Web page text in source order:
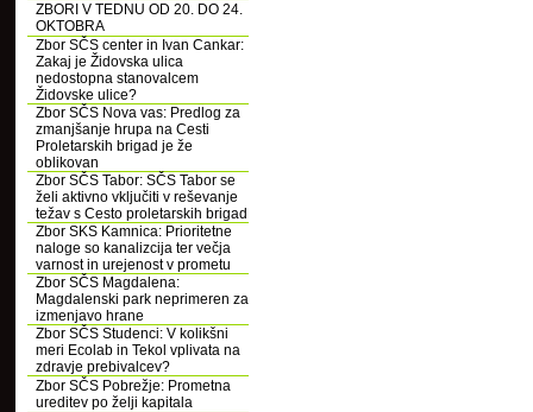
ZBORI V TEDNU OD 20. DO 24.
OKTOBRA
Zbor SČS center in Ivan Cankar:
Zakaj je Židovska ulica
nedostopna stanovalcem
Židovske ulice?
Zbor SČS Nova vas: Predlog za
zmanjšanje hrupa na Cesti
Proletarskih brigad je že
oblikovan
Zbor SČS Tabor: SČS Tabor se
želi aktivno vključiti v reševanje
težav s Cesto proletarskih brigad
Zbor SKS Kamnica: Prioritetne
naloge so kanalizcija ter večja
varnost in urejenost v prometu
Zbor SČS Magdalena:
Magdalenski park neprimeren za
izmenjavo hrane
Zbor SČS Studenci: V kolikšni
meri Ecolab in Tekol vplivata na
zdravje prebivalcev?
Zbor SČS Pobrežje: Prometna
ureditev po želji kapitala